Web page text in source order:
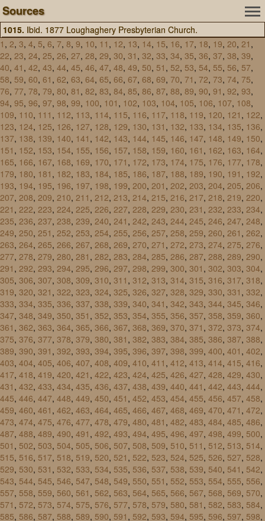
Sources
1015. Ibid. 1877 Loughaghery Presbyterian Church.
1 , 2, 3, 4, 5, 6, 7, 8, 9, 10, 11 , 12, 13, 14, 15, 16, 17, 18, 19, 20, 21 ,
22, 23, 24, 25, 26, 27, 28, 29, 30, 31 , 32, 33, 34, 35, 36, 37, 38, 39,
40, 41 , 42, 43, 44, 45, 46, 47, 48, 49, 50, 51 , 52, 53, 54, 55, 56, 57,
58, 59, 60, 61 , 62, 63, 64, 65, 66, 67, 68, 69, 70, 71 , 72, 73, 74, 75,
76, 77, 78, 79, 80, 81 , 82, 83, 84, 85, 86, 87, 88, 89, 90, 91 , 92, 93,
94, 95, 96, 97, 98, 99, 100, 101 , 102, 103, 104, 105, 106, 107, 108,
109, 110, 111 , 112, 113, 114, 115, 116, 117, 118, 119, 120, 121 , 122,
123, 124, 125, 126, 127, 128, 129, 130, 131 , 132, 133, 134, 135, 136,
137, 138, 139, 140, 141 , 142, 143, 144, 145, 146, 147, 148, 149, 150,
151 , 152, 153, 154, 155, 156, 157, 158, 159, 160, 161 , 162, 163, 164,
165, 166, 167, 168, 169, 170, 171 , 172, 173, 174, 175, 176, 177, 178,
179, 180, 181 , 182, 183, 184, 185, 186, 187, 188, 189, 190, 191 , 192,
193, 194, 195, 196, 197, 198, 199, 200, 201 , 202, 203, 204, 205, 206,
207, 208, 209, 210, 211 , 212, 213, 214, 215, 216, 217, 218, 219, 220,
221 , 222, 223, 224, 225, 226, 227, 228, 229, 230, 231 , 232, 233, 234,
235, 236, 237, 238, 239, 240, 241 , 242, 243, 244, 245, 246, 247, 248,
249, 250, 251 , 252, 253, 254, 255, 256, 257, 258, 259, 260, 261 , 262,
263, 264, 265, 266, 267, 268, 269, 270, 271 , 272, 273, 274, 275, 276,
277, 278, 279, 280, 281 , 282, 283, 284, 285, 286, 287, 288, 289, 290,
291 , 292, 293, 294, 295, 296, 297, 298, 299, 300, 301 , 302, 303, 304,
305, 306, 307, 308, 309, 310, 311 , 312, 313, 314, 315, 316, 317, 318,
319, 320, 321 , 322, 323, 324, 325, 326, 327, 328, 329, 330, 331 , 332,
333, 334, 335, 336, 337, 338, 339, 340, 341 , 342, 343, 344, 345, 346,
347, 348, 349, 350, 351 , 352, 353, 354, 355, 356, 357, 358, 359, 360,
361 , 362, 363, 364, 365, 366, 367, 368, 369, 370, 371 , 372, 373, 374,
375, 376, 377, 378, 379, 380, 381 , 382, 383, 384, 385, 386, 387, 388,
389, 390, 391 , 392, 393, 394, 395, 396, 397, 398, 399, 400, 401 , 402,
403, 404, 405, 406, 407, 408, 409, 410, 411 , 412, 413, 414, 415, 416,
417, 418, 419, 420, 421 , 422, 423, 424, 425, 426, 427, 428, 429, 430,
431 , 432, 433, 434, 435, 436, 437, 438, 439, 440, 441 , 442, 443, 444,
445, 446, 447, 448, 449, 450, 451 , 452, 453, 454, 455, 456, 457, 458,
459, 460, 461 , 462, 463, 464, 465, 466, 467, 468, 469, 470, 471 , 472,
473, 474, 475, 476, 477, 478, 479, 480, 481 , 482, 483, 484, 485, 486,
487, 488, 489, 490, 491 , 492, 493, 494, 495, 496, 497, 498, 499, 500,
501 , 502, 503, 504, 505, 506, 507, 508, 509, 510, 511 , 512, 513, 514,
515, 516, 517, 518, 519, 520, 521 , 522, 523, 524, 525, 526, 527, 528,
529, 530, 531 , 532, 533, 534, 535, 536, 537, 538, 539, 540, 541 , 542,
543, 544, 545, 546, 547, 548, 549, 550, 551 , 552, 553, 554, 555, 556,
557, 558, 559, 560, 561 , 562, 563, 564, 565, 566, 567, 568, 569, 570,
571 , 572, 573, 574, 575, 576, 577, 578, 579, 580, 581 , 582, 583, 584,
585, 586, 587, 588, 589, 590, 591 , 592, 593, 594, 595, 596, 597, 598,